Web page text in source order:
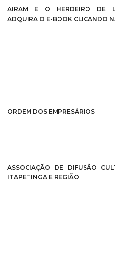
AIRAM E O HERDEIRO DE
ADQUIRA O E-BOOK CLICANDO
ORDEM DOS EMPRESÁRIOS
ASSOCIAÇÃO DE DIFUSÃO
ITAPETINGA E REGIÃO